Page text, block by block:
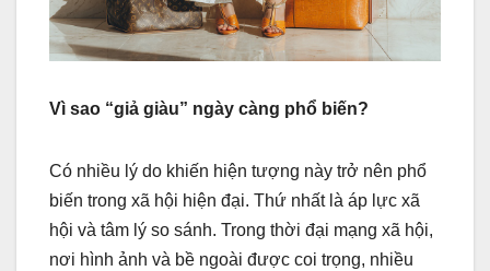
Vì sao “giả giàu” ngày càng phổ biến?
Có nhiều lý do khiến hiện tượng này trở nên phổ
biến trong xã hội hiện đại. Thứ nhất là áp lực xã
hội và tâm lý so sánh. Trong thời đại mạng xã hội,
nơi hình ảnh và bề ngoài được coi trọng, nhiều